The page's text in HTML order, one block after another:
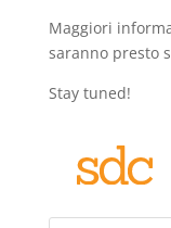
Maggiori
saranno presto
Stay tuned!